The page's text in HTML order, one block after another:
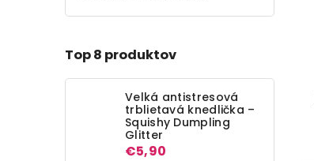
Top 8 produktov
Velká antistresová
trblietavá knedlička –
Squishy Dumpling
Glitter
€5,90